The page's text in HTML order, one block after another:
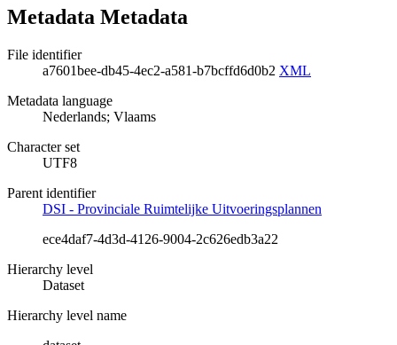
Metadata Metadata
File identifier
a7601bee-db45-4ec2-a581-b7bcffd6d0b2 XML
Metadata language
Nederlands; Vlaams
Character set
UTF8
Parent identifier
DSI - Provinciale Ruimtelijke Uitvoeringsplannen
ece4daf7-4d3d-4126-9004-2c626edb3a22
Hierarchy level
Dataset
Hierarchy level name